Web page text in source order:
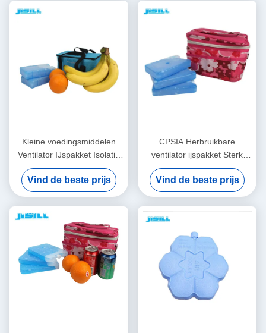
Kleine voedingsmiddelen
Ventilator IJspakket Isolatie
HDPE + Gel materiaal Voor
hete zomerdagen Voor
voedsel bevroren
Vind de beste prijs
CPSIA Herbruikbare
ventilator ijspakket Sterk
afdichting voor picknicken en
barbecue buiten Voor
voedsel bevroren
Vind de beste prijs